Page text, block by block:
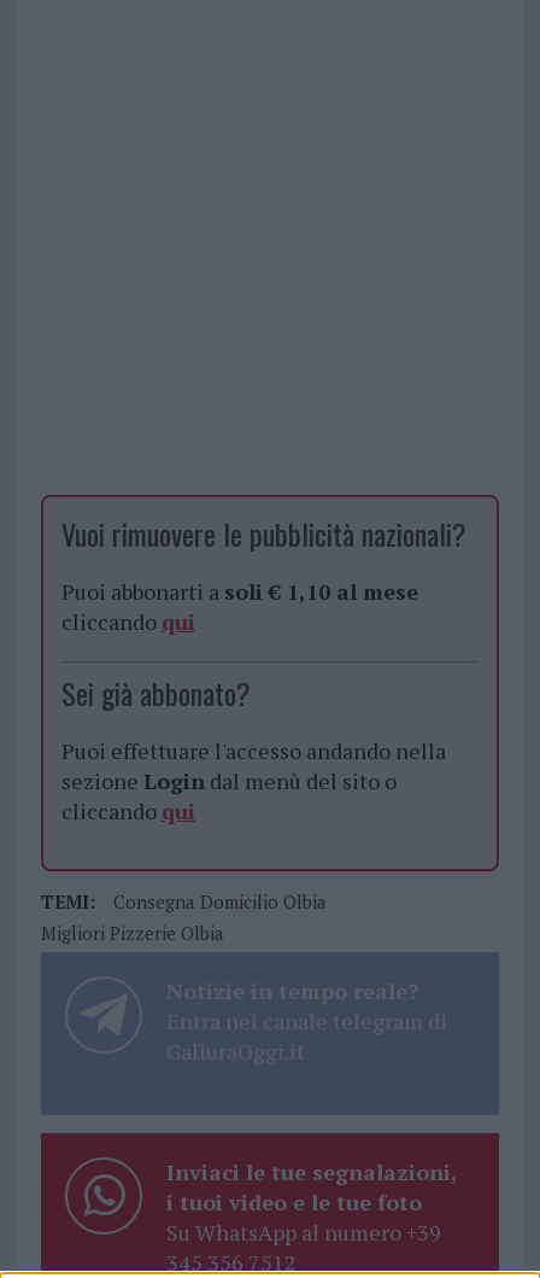
Vuoi rimuovere le pubblicità nazionali?
Puoi abbonarti a soli € 1,10 al mese
cliccando qui
Sei già abbonato?
Puoi effettuare l'accesso andando nella
sezione Login dal menù del sito o
cliccando qui
TEMI:
Consegna Domicilio Olbia
Migliori Pizzerie Olbia
Notizie in tempo reale?
Entra nel canale telegram di
GalluraOggi.it
Inviaci le tue segnalazioni,
i tuoi video e le tue foto
Su WhatsApp al numero +39
345 356 7512